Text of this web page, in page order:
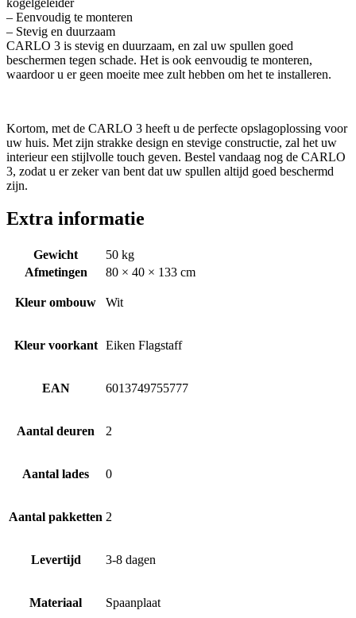
– Eenvoudig te monteren
– Stevig en duurzaam
CARLO 3 is stevig en duurzaam, en zal uw spullen goed
beschermen tegen schade. Het is ook eenvoudig te monteren,
waardoor u er geen moeite mee zult hebben om het te installeren.
Kortom, met de CARLO 3 heeft u de perfecte opslagoplossing voor
uw huis. Met zijn strakke design en stevige constructie, zal het uw
interieur een stijlvolle touch geven. Bestel vandaag nog de CARLO
3, zodat u er zeker van bent dat uw spullen altijd goed beschermd
zijn.
Extra informatie
Gewicht
50 kg
Afmetingen
80 × 40 × 133 cm
Kleur ombouw Wit
Kleur voorkant Eiken Flagstaff
EAN 6013749755777
Aantal deuren 2
Aantal lades 0
Aantal pakketten 2
Levertijd 3-8 dagen
Materiaal Spaanplaat